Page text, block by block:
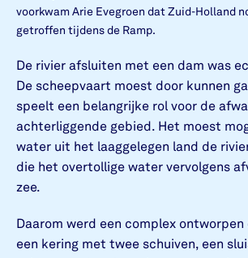
De rivier afsluiten met een dam was
De scheepvaart moest door kunnen
speelt een belangrijke rol voor de
achterliggende gebied. Het moest
water uit het laaggelegen land de
die het overtollige water vervolgens
zee.
Daarom werd een complex
een kering met twee schuiven, een
voorkwam Arie Evegroen dat Zuid-Holland
getroffen tijdens de Ramp.